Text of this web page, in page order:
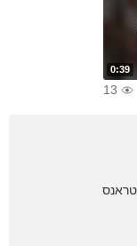
0:39
13
טראנס